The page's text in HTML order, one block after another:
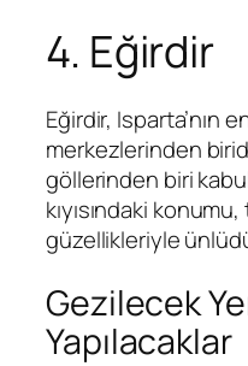
4. Eğirdir
Eğirdir, Isparta’nın
merkezlerinden
göllerinden biri
kıyısındaki
güzellikleriyle
Gezilecek
Yapılacaklar